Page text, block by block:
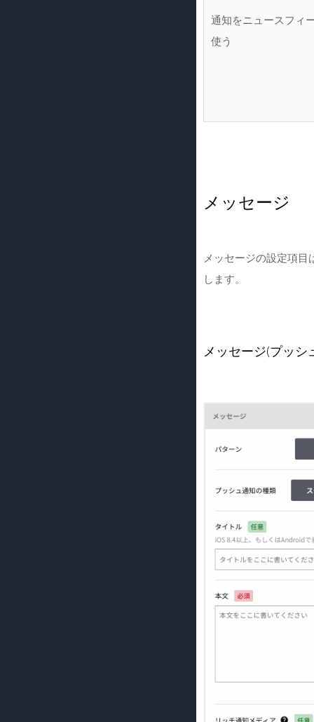
通知をニュースフィ
使う
メッセージ
メッセージの設定項
します。
メッセージ(プッ